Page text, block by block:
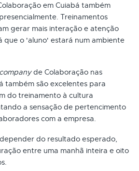
em Cuiabá também
Treinamentos
gerar mais interação e atenção
que o 'aluno' estará num ambiente
de Colaboração nas
também são excelentes para
do treinamento à cultura
a sensação de pertencimento
com a empresa.
do resultado esperado,
entre uma manhã inteira e oito